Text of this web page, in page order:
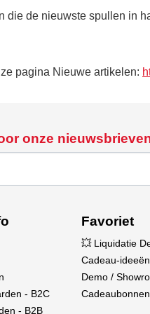
die de nieuwste spullen in
pagina Nieuwe artikelen:
onze
- B2C
- B2B
Favoriet
💥 Liquidatie
Cadeau-
Demo /